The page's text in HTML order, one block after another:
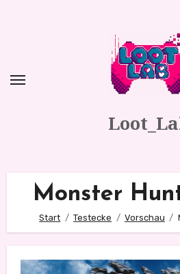
Monster
Start Testecke Vorschau